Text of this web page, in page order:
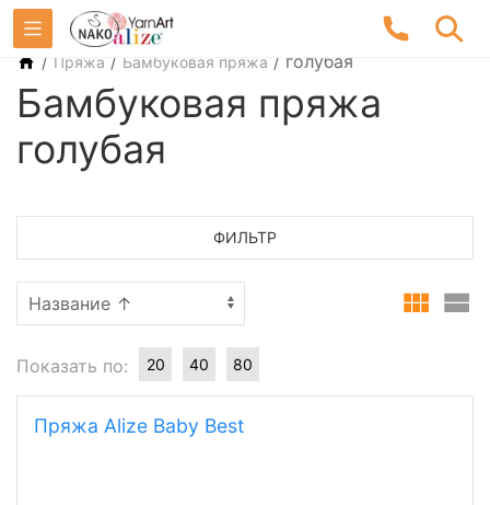
/ Пряжа / Бамбуковая пряжа / голубая
Бамбуковая пряжа
голубая
ФИЛЬТР
Показать по: 20 40 80
Пряжа Alize Baby Best